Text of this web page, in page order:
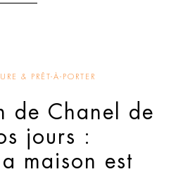
& PRÊT-À-PORTER
de Chanel de
jours :
maison est